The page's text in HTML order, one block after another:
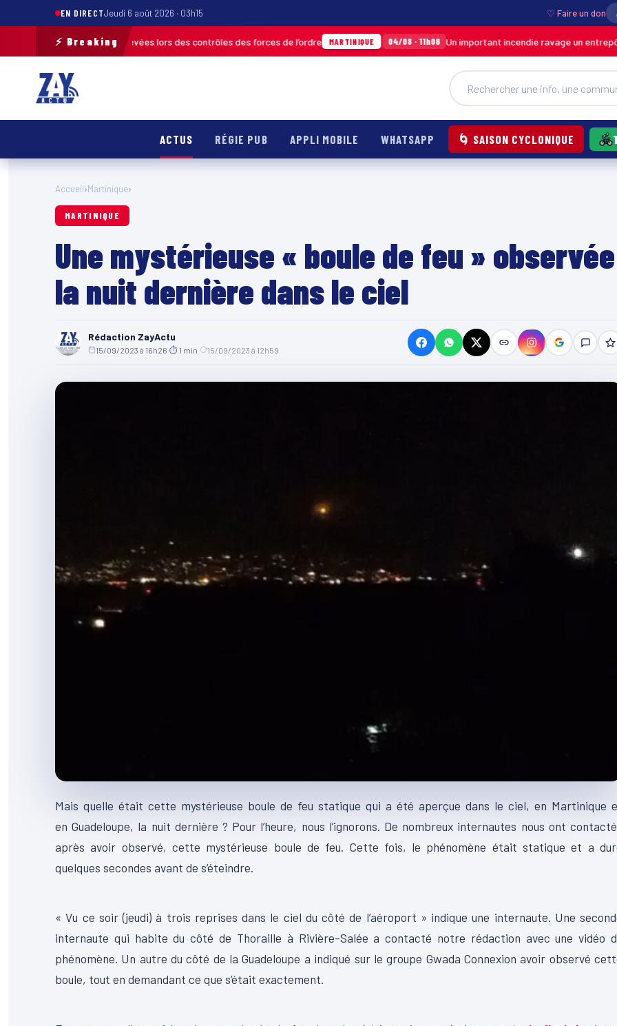
EN DIRECTJeudi 6 août 2026 · 03h15 ♡ Faire un don
⚡ Breaking
120 infractions relevées lors des contrôles des forces de l’ordre MARTINIQUE 04/08 · 11h06 Un important incendie ravage un entrepôt de
ACTUS RÉGIE PUB APPLI MOBILE WHATSAPP 🌀 SAISON CYCLONIQUE
Accueil›Martinique›
MARTINIQUE
Une mystérieuse « boule de feu » observée
la nuit dernière dans le ciel
Rédaction ZayActu
15/09/2023 à 16h26 ⏱ 1 min 15/09/2023 à 12h59
Mais quelle était cette mystérieuse boule de feu statique qui a été aperçue dans le ciel, en Martinique
enGuadeloupe, la nuit dernière ? Pour l’heure, nous l’ignorons. De nombreux internautes nous ont
après avoir observé, cette mystérieuse boule de feu. Cette fois, le phénomène était statique et a
quelques secondes avant de s’éteindre.
vidéo
« Vu ce soir(jeudi) à trois reprises dans le ciel du côté de l’aéroport » indique une internaute. Une
internaute qui habite du côté de Thoraille à Rivière-Salée a contacté notre rédaction avec une vidéo
phénomène. Un autre du côté de la Guadeloupe a indiqué sur le groupe Gwada Connexion avoir observé
boule, tout en demandant ce que s’était exactement.